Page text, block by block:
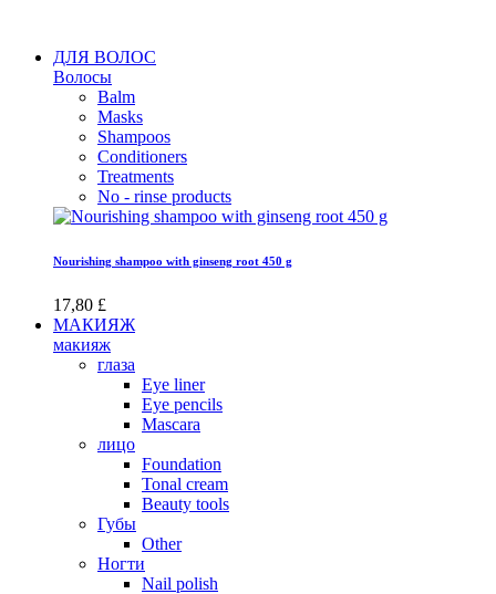
ДЛЯ ВОЛОС
Волосы
Balm
Masks
Shampoos
Conditioners
Treatments
No - rinse products
Nourishing shampoo with ginseng root 450 g
17,80 £
МАКИЯЖ
макияж
глаза
Eye liner
Eye pencils
Mascara
лицо
Foundation
Tonal cream
Beauty tools
Губы
Other
Ногти
Nail polish